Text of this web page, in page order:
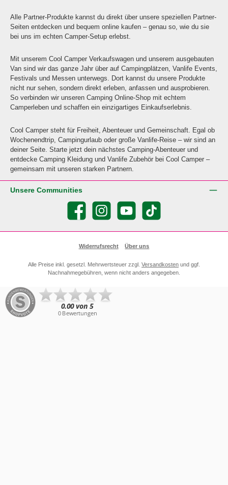
Alle Partner-Produkte kannst du direkt über unsere speziellen Partner-
Seiten entdecken und bequem online kaufen – genau so, wie du sie
bei uns im echten Camper-Setup erlebst.
Mit unserem Cool Camper Verkaufswagen und unserem ausgebauten
Van sind wir das ganze Jahr über auf Campingplätzen, Vanlife Events,
Festivals und Messen unterwegs. Dort kannst du unsere Produkte
nicht nur sehen, sondern direkt erleben, anfassen und ausprobieren.
So verbinden wir unseren Camping Online-Shop mit echtem
Camperleben und schaffen ein einzigartiges Einkaufserlebnis.
Cool Camper steht für Freiheit, Abenteuer und Gemeinschaft. Egal ob
Wochenendtrip, Campingurlaub oder große Vanlife-Reise – wir sind an
deiner Seite. Starte jetzt dein nächstes Camping-Abenteuer und
entdecke Camping Kleidung und Vanlife Zubehör bei Cool Camper –
gemeinsam mit unseren starken Partnern.
Unsere Communities
Facebook Instagram YouTube TikTok
Widerrufsrecht Über uns
Alle Preise inkl. gesetzl. Mehrwertsteuer zzgl. Versandkosten und ggf.
Nachnahmegebühren, wenn nicht anders angegeben.